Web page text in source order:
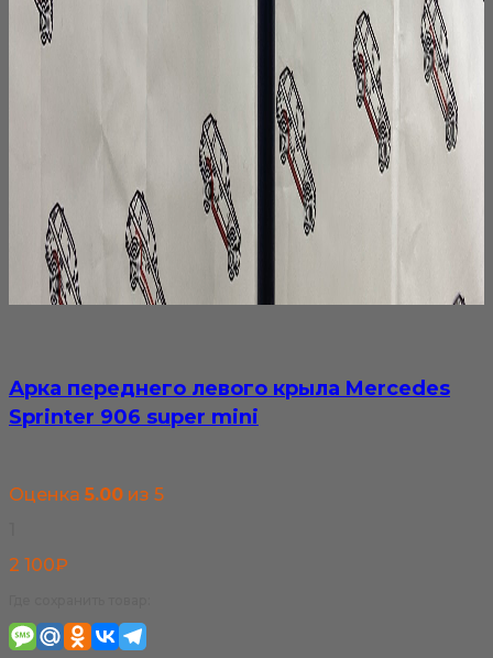
Арка переднего левого крыла Mercedes
Sprinter 906 super mini
Оценка 5.00 из 5
2 100₽